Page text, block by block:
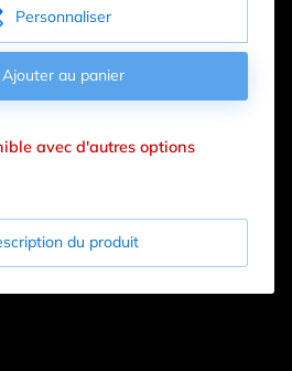
Personnaliser
Ajouter au panier
avec d'autres options
du produit